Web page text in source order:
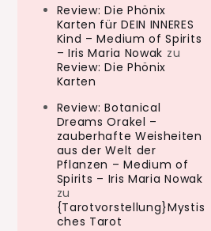
Review: Die Phönix
Karten für DEIN INNERES
Kind – Medium of Spirits
– Iris Maria Nowak zu
Review: Die Phönix
Karten
Review: Botanical
Dreams Orakel –
zauberhafte Weisheiten
aus der Welt der
Pflanzen – Medium of
Spirits – Iris Maria Nowak
zu
{Tarotvorstellung}Mystis
ches Tarot